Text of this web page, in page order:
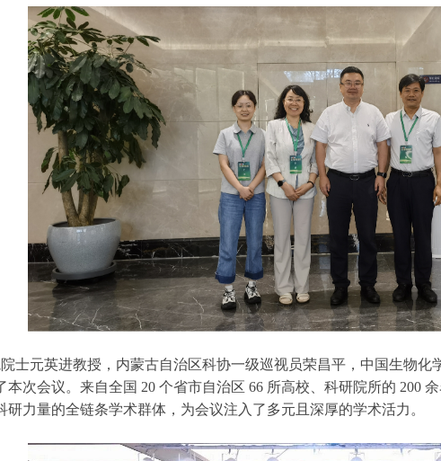
士元英进教授，内蒙古自治区科协一级巡视员荣昌平，中国生物
本次会议。来自全国 20 个省市自治区 66 所高校、科研院所的 200
研力量的全链条学术群体，为会议注入了多元且深厚的学术活力。